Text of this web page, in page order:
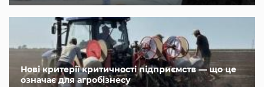
Нові критерії критичності підприємств — що це
означає для агробізнесу